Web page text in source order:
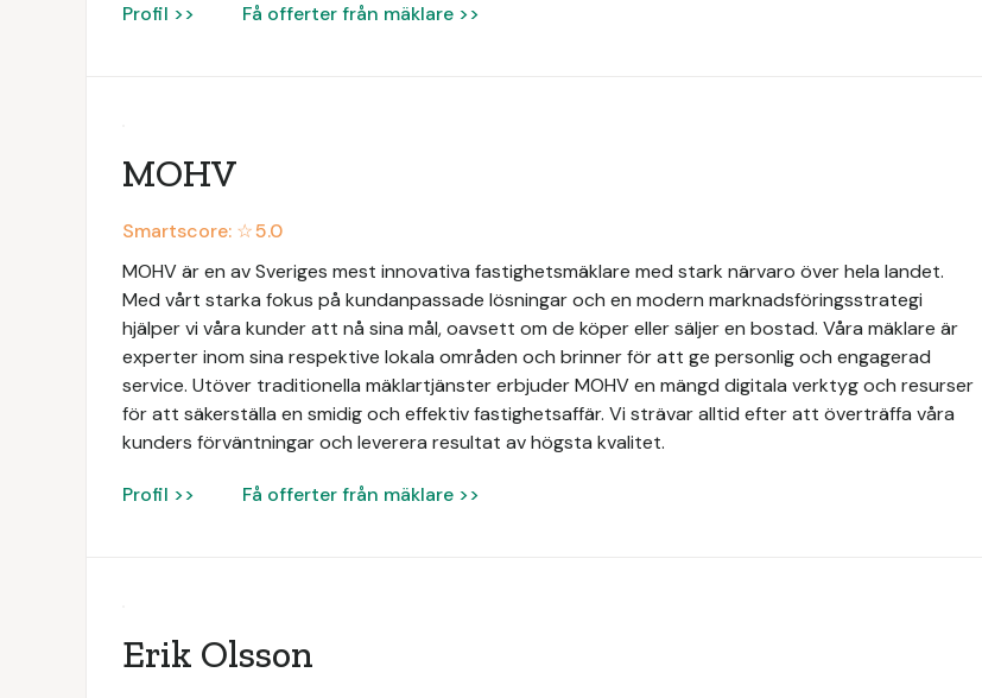
Profil >> Få offerter från mäklare >>
MOHV
Smartscore: ☆5.0
MOHV är en av Sveriges mest innovativa fastighetsmäklare med stark närvaro över hela landet.
Med vårt starka fokus på kundanpassade lösningar och en modern marknadsföringsstrategi
hjälper vi våra kunder att nå sina mål, oavsett om de köper eller säljer en bostad. Våra mäklare är
experter inom sina respektive lokala områden och brinner för att ge personlig och engagerad
service. Utöver traditionella mäklartjänster erbjuder MOHV en mängd digitala verktyg och resurser
för att säkerställa en smidig och effektiv fastighetsaffär. Vi strävar alltid efter att överträffa våra
kunders förväntningar och leverera resultat av högsta kvalitet.
Profil >> Få offerter från mäklare >>
Erik Olsson